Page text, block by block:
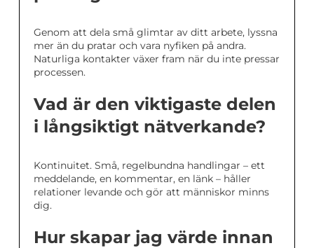
Genom att dela små glimtar av ditt arbete, lyssna
mer än du pratar och vara nyfiken på andra.
Naturliga kontakter växer fram när du inte pressar
processen.
Vad är den viktigaste delen
i långsiktigt nätverkande?
Kontinuitet. Små, regelbundna handlingar – ett
meddelande, en kommentar, en länk – håller
relationer levande och gör att människor minns
dig.
Hur skapar jag värde innan